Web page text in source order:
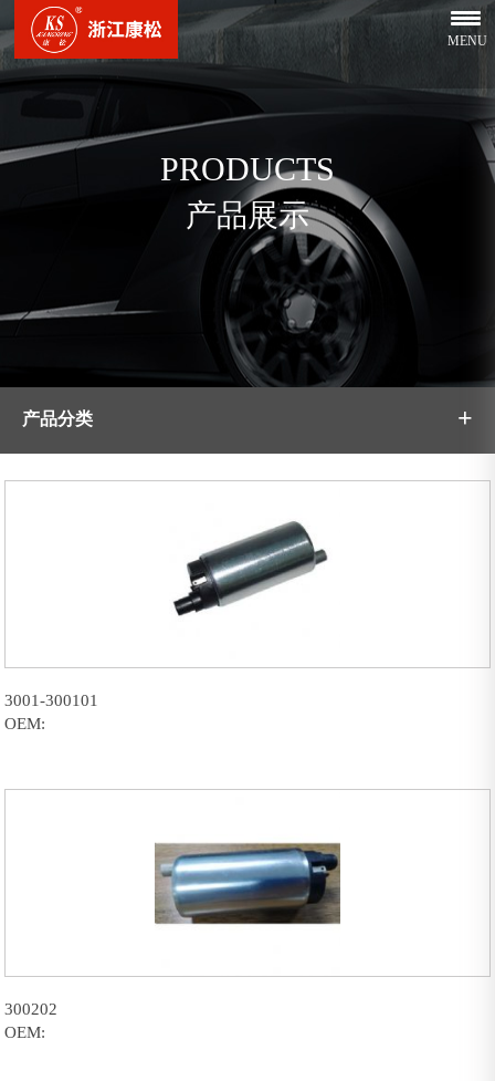
MENU
PRODUCTS
产品展示
产品分类 +
3001-300101
OEM:
300202
OEM: